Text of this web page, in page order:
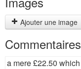
Ajouter une image
Commentaires
a mere £22.50